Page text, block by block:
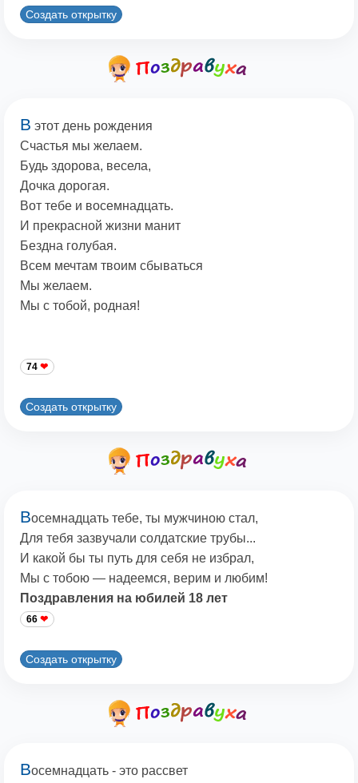
Создать открытку
В этот день рождения
Счастья мы желаем.
Будь здорова, весела,
Дочка дорогая.
Вот тебе и восемнадцать.
И прекрасной жизни манит
Бездна голубая.
Всем мечтам твоим сбываться
Мы желаем.
Мы с тобой, родная!
74
Создать открытку
Восемнадцать тебе, ты мужчиною стал,
Для тебя зазвучали солдатские трубы...
И какой бы ты путь для себя не избрал,
Мы с тобою — надеемся, верим и любим!
Поздравления на юбилей 18 лет
66
Создать открытку
Восемнадцать - это рассвет